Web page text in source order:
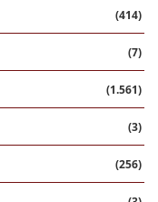
(414)
(7)
(1.561)
(3)
(256)